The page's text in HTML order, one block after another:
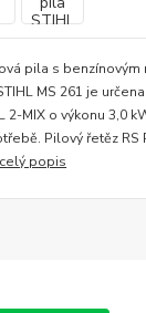
pila s benzínovým
MS 261 je
2-MIX o výkonu 3,0
Pilový řetěz RS
celý popis